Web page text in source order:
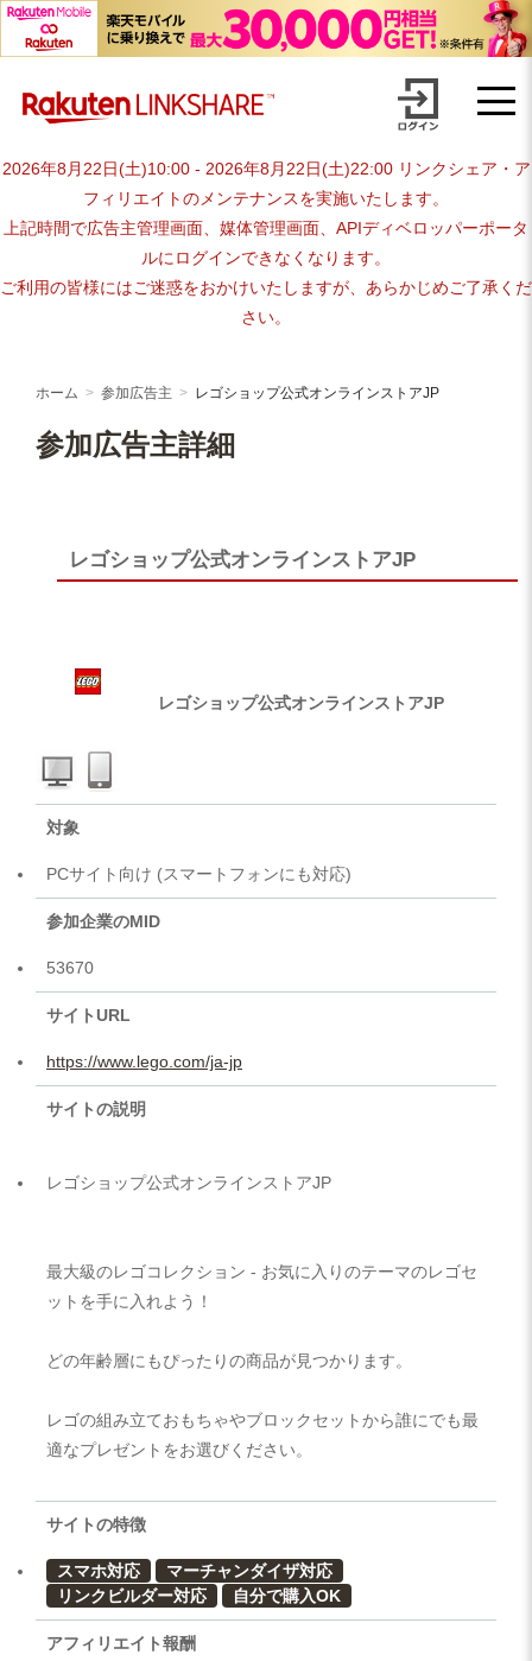
advertiser-html
2026年8月22日(土)10:00 - 2026年8月22日(土)22:00 リンクシェア・ア
フィリエイトのメンテナンスを実施いたします。
上記時間で広告主管理画面、媒体管理画面、APIディベロッパーポータ
ルにログインできなくなります。
ご利用の皆様にはご迷惑をおかけいたしますが、あらかじめご了承くだ
さい。
ホーム 参加広告主 レゴショップ公式オンラインストアJP
参加広告主詳細
レゴショップ公式オンラインストアJP
レゴショップ公式オンラインストアJP
対象
PCサイト向け (スマートフォンにも対応)
参加企業のMID
53670
サイトURL
https://www.lego.com/ja-jp
サイトの説明
レゴショップ公式オンラインストアJP
最大級のレゴコレクション - お気に入りのテーマのレゴセ
ットを手に入れよう！
どの年齢層にもぴったりの商品が見つかります。
レゴの組み立ておもちゃやブロックセットから誰にでも最
適なプレゼントをお選びください。
サイトの特徴
スマホ対応
マーチャンダイザ対応
リンクビルダー対応
自分で購入OK
アフィリエイト報酬